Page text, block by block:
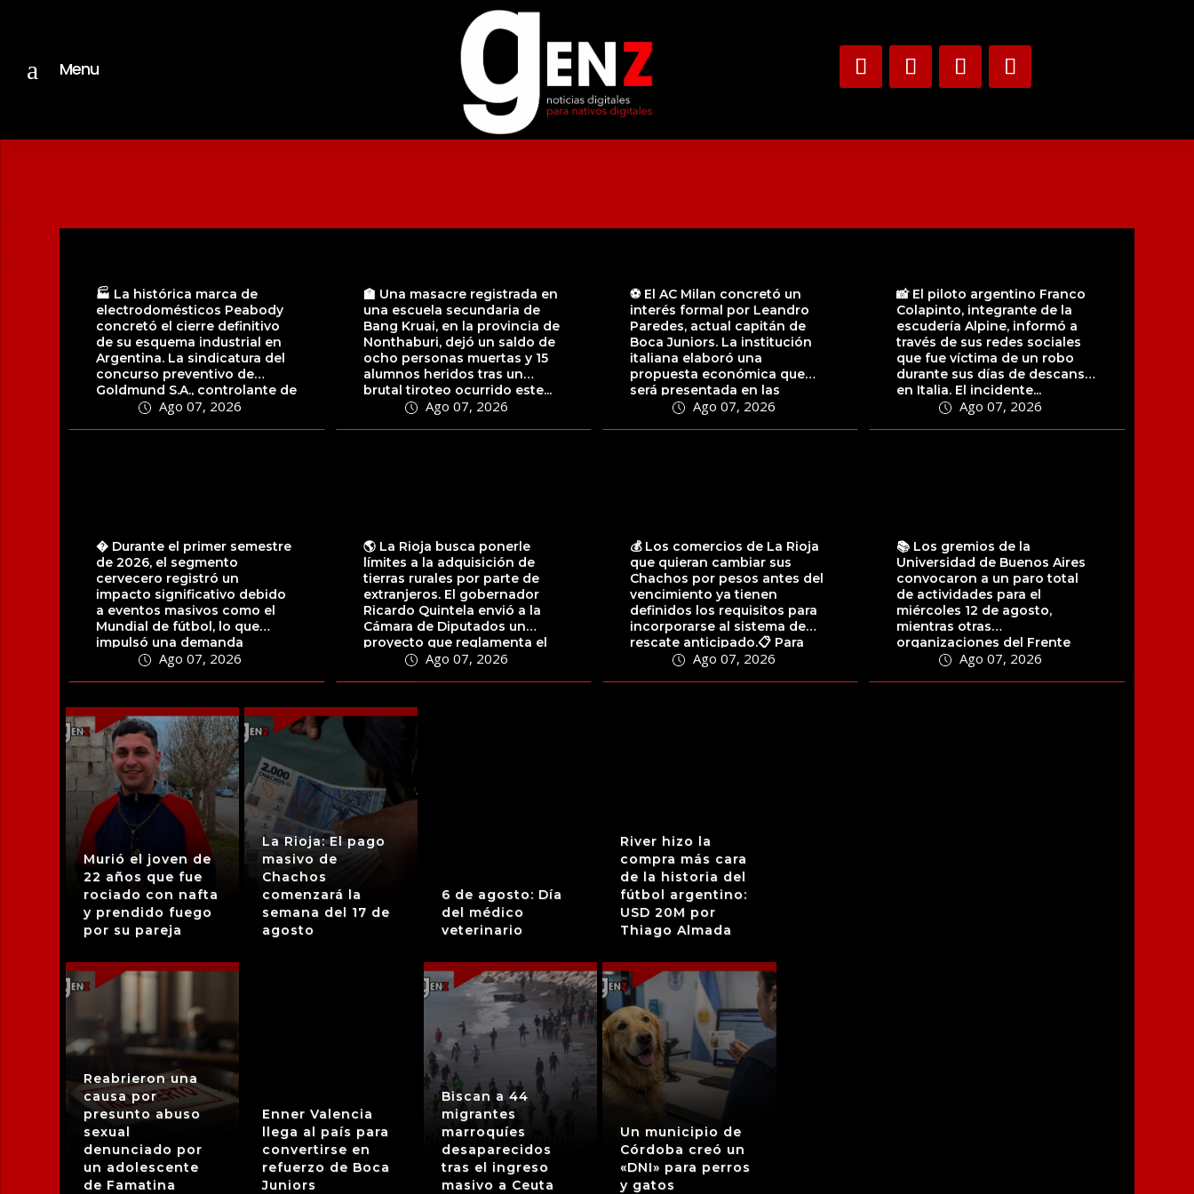
a Menu
🏭 La histórica marca de
electrodomésticos Peabody
concretó el cierre definitivo
de su esquema industrial en
Argentina. La sindicatura del
concurso preventivo de
Goldmund S.A., controlante de
Ago 07, 2026
🏫 Una masacre registrada en
una escuela secundaria de
Bang Kruai, en la provincia de
Nonthaburi, dejó un saldo de
ocho personas muertas y 15
alumnos heridos tras un
brutal tiroteo ocurrido este...
Ago 07, 2026
⚽ El AC Milan concretó un
interés formal por Leandro
Paredes, actual capitán de
Boca Juniors. La institución
italiana elaboró una
propuesta económica que
será presentada en las
próximas horas tanto...
Ago 07, 2026
📸 El piloto argentino Franco
Colapinto, integrante de la
escudería Alpine, informó a
través de sus redes sociales
que fue víctima de un robo
durante sus días de descanso
en Italia. El incidente...
Ago 07, 2026
� Durante el primer semestre
de 2026, el segmento
cervecero registró un
impacto significativo debido
a eventos masivos como el
Mundial de fútbol, lo que
impulsó una demanda
sostenida a través de...
Ago 07, 2026
🌎 La Rioja busca ponerle
límites a la adquisición de
tierras rurales por parte de
extranjeros. El gobernador
Ricardo Quintela envió a la
Cámara de Diputados un
proyecto que reglamenta el
artículo 81...Ago 07, 2026
💰 Los comercios de La Rioja
que quieran cambiar sus
Chachos por pesos antes del
vencimiento ya tienen
definidos los requisitos para
incorporarse al sistema de
rescate anticipado.📋 Para
acceder,...Ago 07, 2026
📚 Los gremios de la
Universidad de Buenos Aires
convocaron a un paro total
de actividades para el
miércoles 12 de agosto,
mientras otras
organizaciones del Frente
Sindical de Universidades...
Ago 07, 2026
Murió el joven de
22 años que fue
rociado con nafta
y prendido fuego
por su pareja
La Rioja: El pago
masivo de
Chachos
comenzará la
semana del 17 de
agosto
Reabrieron una
causa por
presunto abuso
sexual
denunciado por
un adolescente
de Famatina
Enner Valencia
llega al país para
convertirse en
refuerzo de Boca
Juniors
6 de agosto: Día
del médico
veterinario
River hizo la
compra más cara
de la historia del
fútbol argentino:
USD 20M por
Thiago Almada
Biscan a 44
migrantes
marroquíes
desaparecidos
tras el ingreso
masivo a Ceuta
Un municipio de
Córdoba creó un
«DNI» para perros
y gatos